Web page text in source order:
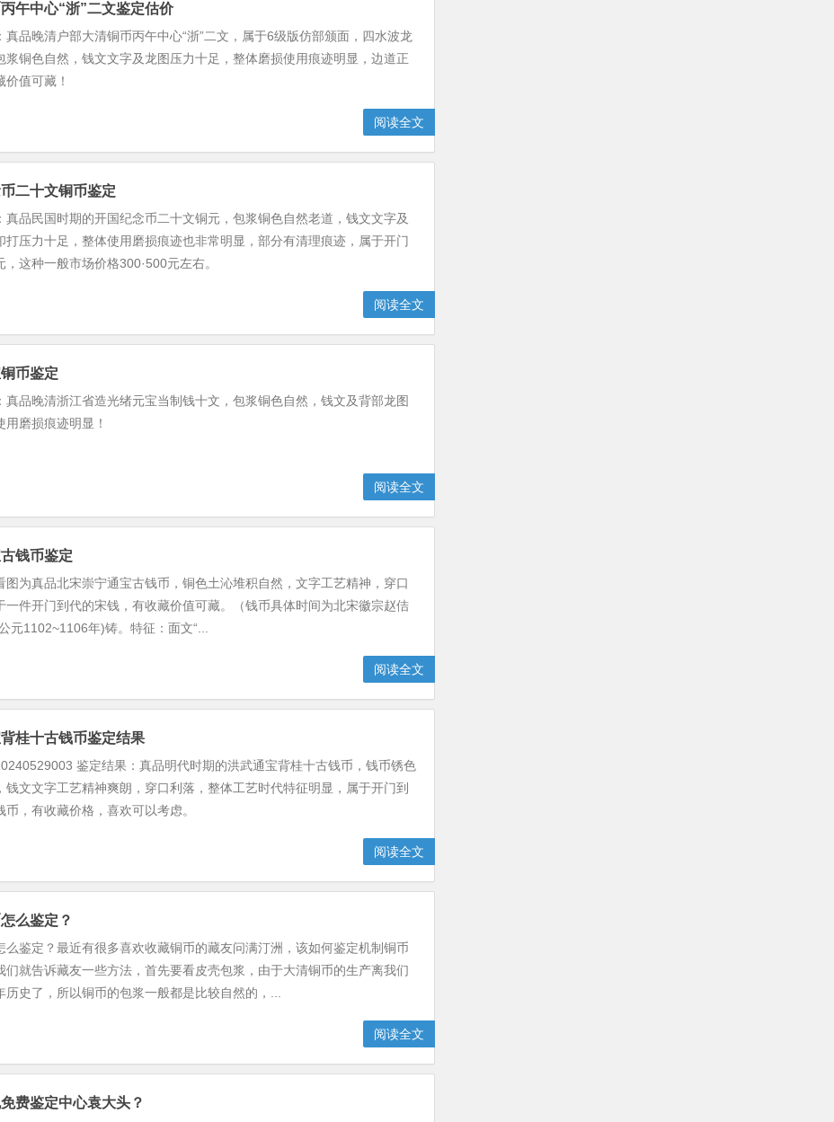
午中心“浙”二文鉴定估价
真品晚清户部大清铜币丙午中心“浙”二文，属于6级版仿部颁面，四水波龙
浆铜色自然，钱文文字及龙图压力十足，整体磨损使用痕迹明显，边道正
价值可藏！
阅读全文
二十文铜币鉴定
真品民国时期的开国纪念币二十文铜元，包浆铜色自然老道，钱文文字及
打压力十足，整体使用磨损痕迹也非常明显，部分有清理痕迹，属于开门
，这种一般市场价格300·500元左右。
阅读全文
币鉴定
真品晚清浙江省造光绪元宝当制钱十文，包浆铜色自然，钱文及背部龙图
用磨损痕迹明显！
阅读全文
钱币鉴定
图为真品北宋崇宁通宝古钱币，铜色土沁堆积自然，文字工艺精神，穿口
一件开门到代的宋钱，有收藏价值可藏。（钱币具体时间为北宋徽宗赵佶
元1102~1106年)铸。特征：面文“...
阅读全文
桂十古钱币鉴定结果
鉴定结果：真品明代时期的洪武通宝背桂十古钱币，钱币锈色
钱文文字工艺精神爽朗，穿口利落，整体工艺时代特征明显，属于开门到
币，有收藏价格，喜欢可以考虑。
阅读全文
么鉴定？
么鉴定？最近有很多喜欢收藏铜币的藏友问满汀洲，该如何鉴定机制铜币
们就告诉藏友一些方法，首先要看皮壳包浆，由于大清铜币的生产离我们
历史了，所以铜币的包浆一般都是比较自然的，...
阅读全文
费鉴定中心袁大头？